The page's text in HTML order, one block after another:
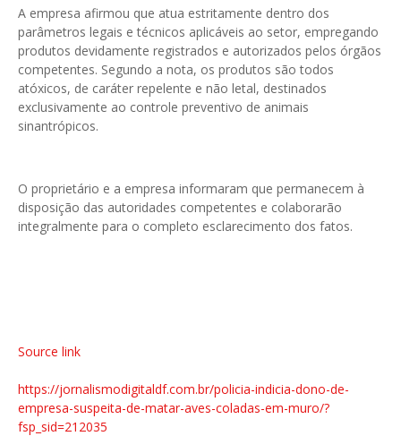
A empresa afirmou que atua estritamente dentro dos
parâmetros legais e técnicos aplicáveis ao setor, empregando
produtos devidamente registrados e autorizados pelos órgãos
competentes. Segundo a nota, os produtos são todos
atóxicos, de caráter repelente e não letal, destinados
exclusivamente ao controle preventivo de animais
sinantrópicos.
O proprietário e a empresa informaram que permanecem à
disposição das autoridades competentes e colaborarão
integralmente para o completo esclarecimento dos fatos.
Source link
https://jornalismodigitaldf.com.br/policia-indicia-dono-de-
empresa-suspeita-de-matar-aves-coladas-em-muro/?
fsp_sid=212035